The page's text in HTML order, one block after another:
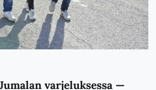
varjeluksessa —